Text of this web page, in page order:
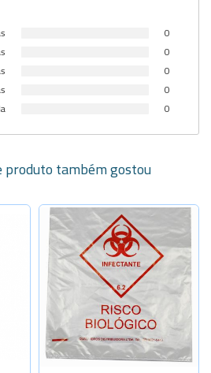
0
0
0
0
0
produto também gostou
Selecione a Quantidade
20 litros
Sob Consulta
40 litros
- +
60 litros
Sob Consulta
100 litros
- +